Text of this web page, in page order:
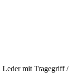
Leder mit Tragegriff /